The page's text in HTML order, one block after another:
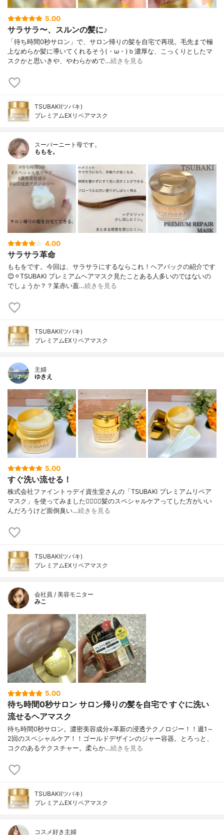
5.00
サラサラ〜、スルンの髪に♪
「待ち時間0秒サロン」で、サロン帰りの髪を自宅で再現。毛先まで極
上なめらか髪に導いてくれるそう(・ω・)ｂ濃厚な、こっくりとしたマ
スクかと思いきや、やわらかめで…続きを見る
TSUBAKI(ツバキ)
プレミアムEXリペアマスク
スーパーニート母です。
ももを。
4.00
サラサラ革命
ももをです。今回は、サラサラにするならこれ！ヘアパックの紹介です
😊⚪︎TSUBAKI プレミアムヘアマスク見たことある人多いのではないの
でしょうか？？某赤い蓋…続きを見る
TSUBAKI(ツバキ)
プレミアムEXリペアマスク
主婦
ゆきえ
5.00
すぐ洗い流せる！
株式会社ファイントゥデイ資生堂さんの「TSUBAKI プレミアムリペア
マスク」を使ってみました💆🏻‍♀️✨髪のスペシャルケアってした方がいい
んだろうけど面倒臭い…続きを見る
TSUBAKI(ツバキ)
プレミアムEXリペアマスク
会社員 / 美容モニター
みこ
5.00
待ち時間0秒サロン サロン帰りの髪を自宅で すぐに洗い
流せるヘアマスク
待ち時間0秒サロン。濃密美容成分×革新の浸透テクノロジー！！週1～
2回のスペシャルケア！！ゴールドデザインのジャー容器。とろっと、
コクのあるテクスチャー。柔らか…続きを見る
TSUBAKI(ツバキ)
プレミアムEXリペアマスク
コスメ好き主婦